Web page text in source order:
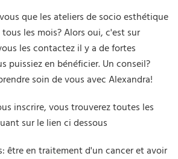
vous que les ateliers de socio esthétique
tous les mois? Alors oui, c'est sur
les contactez il y a de fortes
puissiez en bénéficier. Un conseil?
soin de vous avec Alexandra!
inscrire, vous trouverez toutes les
sur le lien ci dessous
être en traitement d'un cancer et avoir